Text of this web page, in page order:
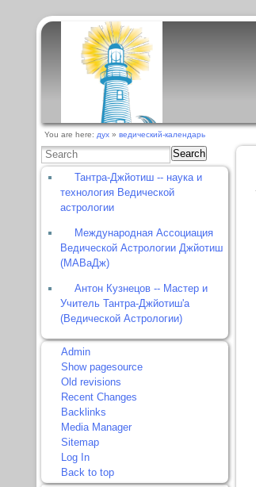
You are here:дух »ведический-календарь
Search
Тантра-Джйотиш -- наука и
технология Ведической
астрологии
Международная Ассоциация
Ведической Астрологии Джйотиш
(МАВаДж)
Антон Кузнецов -- Мастер и
Учитель Тантра-Джйотиш'а
(Ведической Астрологии)
Admin
Show pagesource
Old revisions
Recent Changes
Backlinks
Media Manager
Sitemap
Log In
Back to top